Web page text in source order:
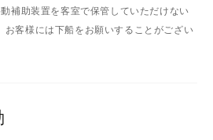
補助装置を客室で保管していただけない
お客様には下船をお願いすることがござい